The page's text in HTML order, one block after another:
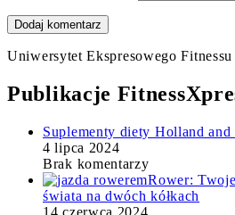
Uniwersytet Ekspresowego
Publikacje
Suplementy diety Holland
4 lipca 2024
Brak komentarzy
Rower:
świata na dwóch kółkach
14 czerwca 2024